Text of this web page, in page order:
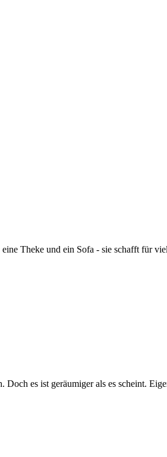
Theke und ein Sofa - sie schafft für
es ist geräumiger als es scheint.